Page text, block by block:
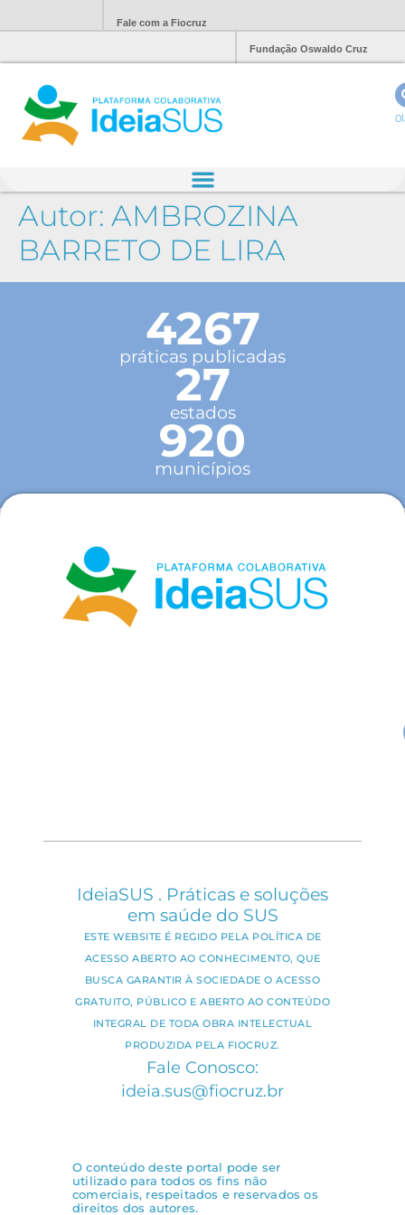
Fale com a Fiocruz
Fundação Oswaldo Cruz
Autor: AMBROZINA
BARRETO DE LIRA
4267
práticas publicadas
27
estados
920
municípios
IdeiaSUS . Práticas e soluções
em saúde do SUS
ESTE WEBSITE É REGIDO PELA POLÍTICA DE
ACESSO ABERTO AO CONHECIMENTO, QUE
BUSCA GARANTIR À SOCIEDADE O ACESSO
GRATUITO, PÚBLICO E ABERTO AO CONTEÚDO
INTEGRAL DE TODA OBRA INTELECTUAL
PRODUZIDA PELA FIOCRUZ.
Fale Conosco:
ideia.sus@fiocruz.br
O conteúdo deste portal pode ser
utilizado para todos os fins não
comerciais, respeitados e reservados os
direitos dos autores.